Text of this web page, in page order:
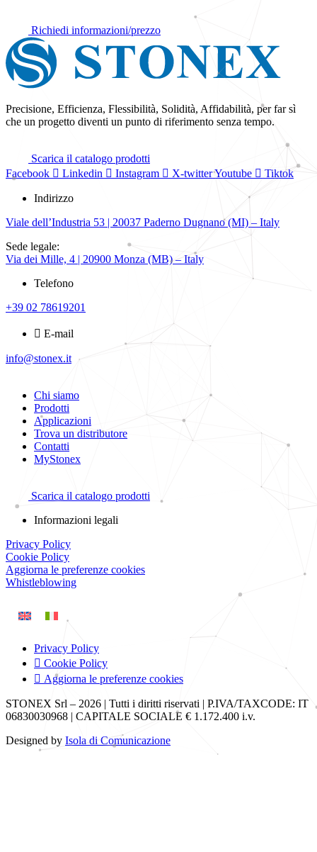
Richiedi informazioni/prezzo
Precisione, Efficienza, Flessibilità, Solidità, Affidabilità, per far sì
che un progetto diventi un punto di riferimento senza tempo.
Scarica il catalogo prodotti
Facebook
Linkedin Instagram X-twitterYoutube Tiktok
Indirizzo
Viale dell’Industria 53 | 20037 Paderno Dugnano (MI) – Italy
Sede legale:
Via dei Mille, 4 | 20900 Monza (MB) – Italy
Telefono
+39 02 78619201
E-mail
info@stonex.it
Chi siamo
Prodotti
Applicazioni
Trova un distributore
Contatti
MyStonex
Scarica il catalogo prodotti
Informazioni legali
Privacy Policy
Cookie Policy
Aggiorna le preferenze cookies
Whistleblowing
Privacy Policy
Cookie Policy
Aggiorna le preferenze cookies
STONEX Srl – 2026 | Tutti i diritti riservati | P.IVA/TAXCODE: IT
06830030968 | CAPITALE SOCIALE € 1.172.400 i.v.
Designed by Isola di Comunicazione